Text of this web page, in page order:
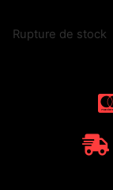
Rupture de stock